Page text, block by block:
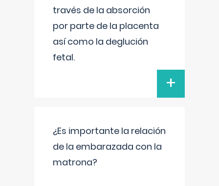
través de la absorción
por parte de la placenta
así como la deglución
fetal.
+
¿Es importante la relación
de la embarazada con la
matrona?